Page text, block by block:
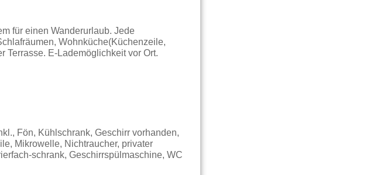
für einen Wanderurlaub. Jede
Wohnküche(Küchenzeile,
Terrasse. E-Lademöglichkeit vor Ort.
Fön, Kühlschrank, Geschirr vorhanden,
Mikrowelle, Nichtraucher, privater
schrank, Geschirrspülmaschine, WC